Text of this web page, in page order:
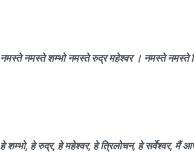
नमस्ते नमस्ते शम्भो नमस्ते रुद्र महेश्वर । नमस्ते नमस्ते
हे शम्भो, हे रुद्र, हे महेश्वर, हे त्रिलोचन, हे सर्वेश्वर, मैं